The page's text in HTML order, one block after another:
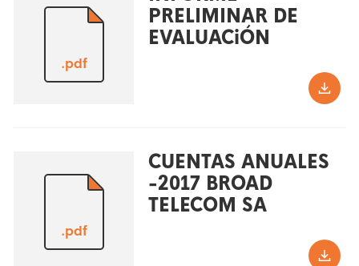
.pdf
PRELIMINAR DE
EVALUACiÓN
.pdf
CUENTAS ANUALES
-2017 BROAD
TELECOM SA